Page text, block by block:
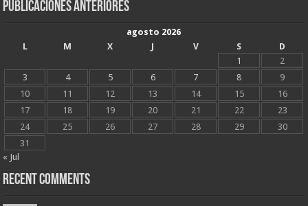
Publicaciones Anteriores
agosto 2026
L
M X J V S
D
1
2
3
4 5 6 7 8
9
10
11 12 13 14 15
16
17
18 19 20 21 22
23
24
25 26 27 28 29
30
31
« Jul
Recent Comments